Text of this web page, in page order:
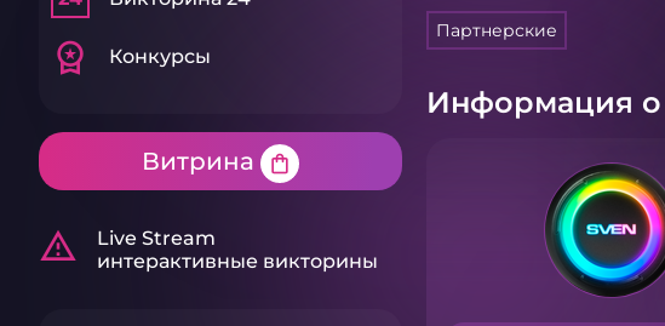
workspace_premium Конкурсы
Витрина shopping_bag
warning_amber
Live Stream
интерактивные викторины
Партнерские
Информация о